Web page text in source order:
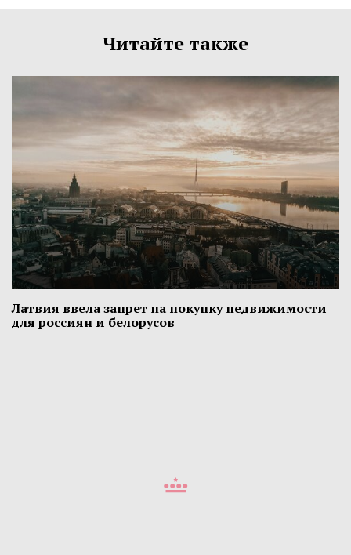
Читайте также
Латвия ввела запрет на покупку недвижимости
для россиян и белорусов